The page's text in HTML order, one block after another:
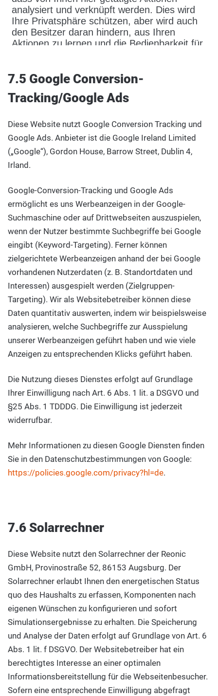
7.5 Google Conversion-
Tracking/Google Ads
Diese Website nutzt Google Conversion Tracking und
Google Ads. Anbieter ist die Google Ireland Limited
(„Google“), Gordon House, Barrow Street, Dublin 4,
Irland.
Google-Conversion-Tracking und Google Ads
ermöglicht es uns Werbeanzeigen in der Google-
Suchmaschine oder auf Drittwebseiten auszuspielen,
wenn der Nutzer bestimmte Suchbegriffe bei Google
eingibt (Keyword-Targeting). Ferner können
zielgerichtete Werbeanzeigen anhand der bei Google
vorhandenen Nutzerdaten (z. B. Standortdaten und
Interessen) ausgespielt werden (Zielgruppen-
Targeting). Wir als Websitebetreiber können diese
Daten quantitativ auswerten, indem wir beispielsweise
analysieren, welche Suchbegriffe zur Ausspielung
unserer Werbeanzeigen geführt haben und wie viele
Anzeigen zu entsprechenden Klicks geführt haben.
Die Nutzung dieses Dienstes erfolgt auf Grundlage
Ihrer Einwilligung nach Art. 6 Abs. 1 lit. a DSGVO und
§25 Abs. 1 TDDDG. Die Einwilligung ist jederzeit
widerrufbar.
Mehr Informationen zu diesen Google Diensten finden
Sie in den Datenschutzbestimmungen von Google:
https://policies.google.com/privacy?hl=de.
7.6 Solarrechner
Diese Website nutzt den Solarrechner der Reonic
GmbH, Provinostraße 52, 86153 Augsburg. Der
Solarrechner erlaubt Ihnen den energetischen Status
quo des Haushalts zu erfassen, Komponenten nach
eigenen Wünschen zu konfigurieren und sofort
Simulationsergebnisse zu erhalten. Die Speicherung
und Analyse der Daten erfolgt auf Grundlage von Art. 6
Abs. 1 lit. f DSGVO. Der Websitebetreiber hat ein
berechtigtes Interesse an einer optimalen
Informationsbereitstellung für die Webseitenbesucher.
Sofern eine entsprechende Einwilligung abgefragt